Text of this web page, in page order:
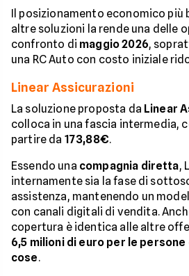
Il posizionamento economico più
altre soluzioni la rende una delle
confronto di maggio 2026,
una RC Auto con costo iniziale
Linear Assicurazioni
La soluzione proposta da Linear
colloca in una fascia intermedia,
partire da 173,88€.
Essendo una compagnia diretta,
internamente sia la fase di
assistenza, mantenendo un
con canali digitali di vendita.
copertura è identica alle altre
6,5 milioni di euro per le persone
cose.